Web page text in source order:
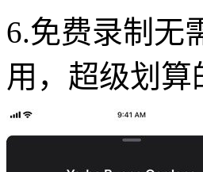
6.免费录制无
用，超级划